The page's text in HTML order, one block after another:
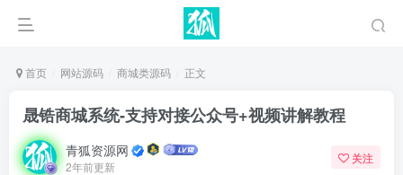
首页 网站源码 商城类源码 正文
晟锆商城系统-支持对接公众号+视频讲解教程
青狐资源网
2年前更新
关注